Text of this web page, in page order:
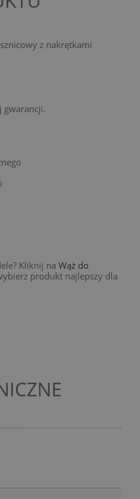
z nakrętkami
gwarancji.
Kliknij na Wąż do
produkt najlepszy dla